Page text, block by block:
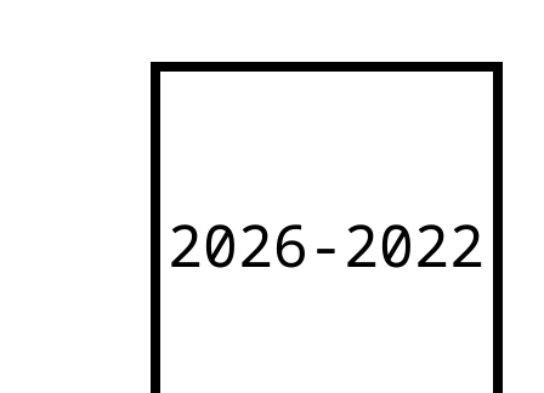
2026-2022